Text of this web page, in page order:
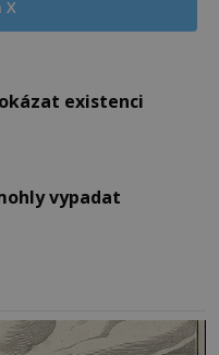
X
existenci
vypadat